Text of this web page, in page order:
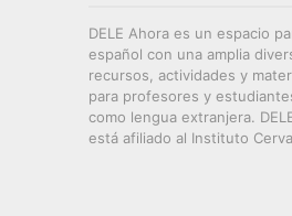
DELE Ahora es un espacio
español con una amplia
recursos, actividades y
para profesores y
como lengua extranjera.
está afiliado al Instituto